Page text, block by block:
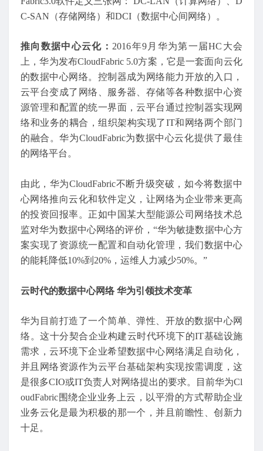
C-SAN（存储网络）和DCI（数据中心间网络）。
推向数据中心云化： 2016年9月华为第一届HC大会
上，华为发布CloudFabric 5.0方案，它是一套面向云化
的数据中心网络。控制器成为网络能力开放的入口，
云平台变成了网络、服务器、存储等各种数据中心资
源管理和配置的统一界面，云平台通过控制器实现网
络和业务的耦合，组织架构实现了IT和网络两个部门
的融合。华为CloudFabric为数据中心云化提供了最佳
的网络平台。
由此，华为CloudFabric不断升级突破，如今将数据中
心网络推向云化和软件定义，让网络为企业带来更高
的投资回报率。正如中国某大型能源公司网络技术总
监对华为数据中心网络的评价，“华为敏捷数据中心方
案实现了资源统一配置和自动化管理，我们数据中心
的能耗降低10%到20%，运维人力减少50%。”
云时代的数据中心网络 华为引领技术变革
华为目前打造了一个简单、弹性、开放的数据中心网
络。这十分契合企业构建云时代环境下的IT基础设施
需求，云环境下企业希望数据中心网络满足自动化，
并且网络资源作为云平台基础架构实现按需调度，这
是很多CIO或IT负责人对网络提出的要求。目前华为Cl
oudFabric围绕企业业务上云，以平滑的方式帮助企业
业务云化是最为积极的那一个，并且前瞻性、创新力
十足。